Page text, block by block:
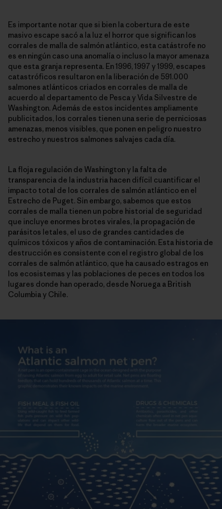
Es importante notar que si bien la cobertura de este
masivo escape sacó a la luz el horror que significan los
corrales de malla de salmón atlántico, esta catástrofe no
es en ningún caso una anomalía o incluso la mayor amenaza
que esta granja representa. En 1996, 1997 y 1999, escapes
catastróficos resultaron en la liberación de 591.000
salmones atlánticos criados en corrales de malla de
acuerdo al departamento de Pesca y Vida Silvestre de
Washington. Además de estos incidentes ampliamente
publicitados, los corrales tienen una serie de perniciosas
amenazas, menos visibles, que ponen en peligro nuestro
estrecho y nuestros salmones salvajes cada día.
La floja regulación de Washington y la falta de
transparencia de la industria hacen difícil cuantificar el
impacto total de los corrales de salmón atlántico en el
Estrecho de Puget. Sin embargo, sabemos que estos
corrales de malla tienen un pobre historial de seguridad
que incluye enormes brotes virales, la propagación de
parásitos letales, el uso de grandes cantidades de
químicos tóxicos y años de contaminación. Esta historia de
destrucción es consistente con el registro global de los
corrales de salmón atlántico, que ha causado estragos en
los ecosistemas y las poblaciones de peces en todos los
lugares donde han operado, desde Noruega a British
Columbia y Chile.